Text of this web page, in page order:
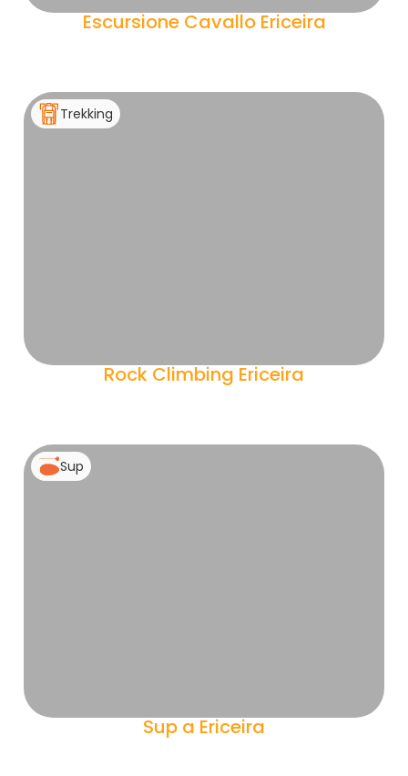
Escursione Cavallo Ericeira
Trekking
Rock Climbing Ericeira
Sup
Sup a Ericeira